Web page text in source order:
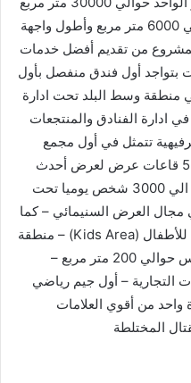
مع أكبر بلازا بالمنطقة بمساحة حوالي 6000 متر مربع وأطول واجهة
المشروع من تقديم أفضل خدمات
بتواجد أول فندق منفصل بأول
منطقة وسط البلد تحت ادارة
ادارة الفنادق والمنتجعات
تتمثل في أول مجمع
سنيمات داخل المنطقة يحتوي على 5 قاعات عرض لعرض أحدث
الأفلام السينمائية لحوالي من 2500 الي 3000 شخص يوميا تحت
مجال العرض السنيمائي – كما
يتم العمل علي وجود منطقة ترفيهية للأطفال (Kids Area) – منطقة
مطاعم (Food Court) بمنطقة جلوس حوالي 200 متر مربع –
التجارية – أول جيم رياضي
واحد من أقوي العلامات
المختلطة